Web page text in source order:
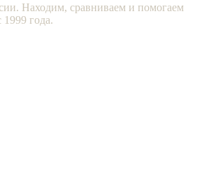
Находим, сравниваем и помогаем
года.